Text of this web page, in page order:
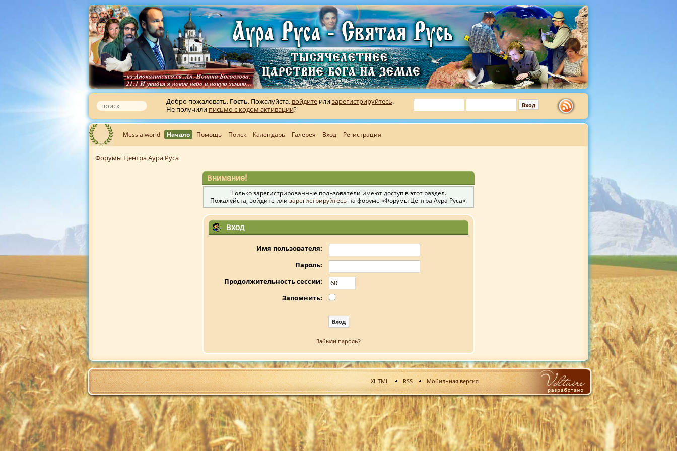
Добро пожаловать, Гость. Пожалуйста, войдитеилизарегистрируйтесь.
Не получили письмо с кодом активации?
Messia.world Начало Помощь Поиск Календарь Галерея Вход Регистрация
Форумы Центра Аура Руса
Внимание!
Только зарегистрированные пользователи имеют доступ в этот раздел.
Пожалуйста, войдите или зарегистрируйтесь на форуме «Форумы Центра Аура Руса».
Вход
Имя пользователя:
Пароль:
Продолжительность сессии:
Запомнить:
Забыли пароль?
XHTML RSS Мобильная версия